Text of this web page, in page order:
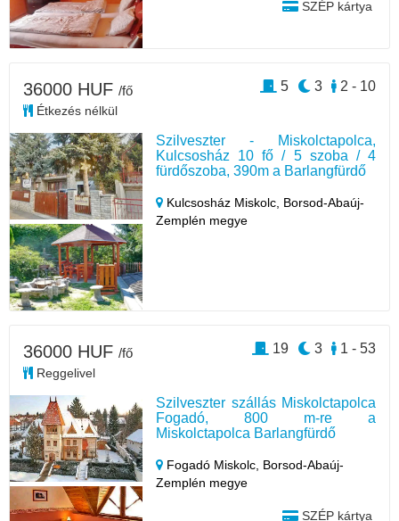
SZÉP kártya
Szilveszter - Miskolctapolca,
Kulcsosház 10 fő / 5 szoba / 4
fürdőszoba, 390m a Barlangfürdő
Kulcsosház Miskolc, Borsod-Abaúj-
Zemplén megye
36000 HUF /fő
Étkezés nélkül
2 - 10
3
5
Szilveszter szállás Miskolctapolca
Fogadó, 800 m-re a
Miskolctapolca Barlangfürdő
Fogadó Miskolc, Borsod-Abaúj-
Zemplén megye
SZÉP kártya
36000 HUF /fő
Reggelivel
1 - 53
3
19